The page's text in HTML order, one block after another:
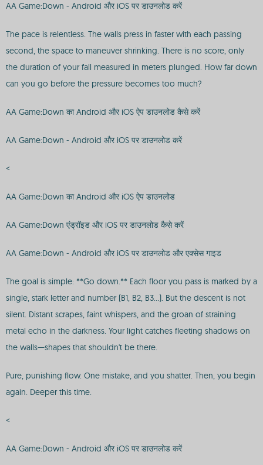
AA Game:Down - Android और iOS पर डाउनलोड करें
The pace is relentless. The walls press in faster with each passing
second, the space to maneuver shrinking. There is no score, only
the duration of your fall measured in meters plunged. How far down
can you go before the pressure becomes too much?
AA Game:Down का Android और iOS ऐप डाउनलोड कैसे करें
AA Game:Down - Android और iOS पर डाउनलोड करें
<
AA Game:Down का Android और iOS ऐप डाउनलोड
AA Game:Down एंड्रॉइड और iOS पर डाउनलोड कैसे करें
AA Game:Down - Android और iOS पर डाउनलोड और एक्सेस गाइड
The goal is simple: **Go down.** Each floor you pass is marked by a
single, stark letter and number (B1, B2, B3...). But the descent is not
silent. Distant scrapes, faint whispers, and the groan of straining
metal echo in the darkness. Your light catches fleeting shadows on
the walls—shapes that shouldn't be there.
Pure, punishing flow. One mistake, and you shatter. Then, you begin
again. Deeper this time.
<
AA Game:Down - Android और iOS पर डाउनलोड करें